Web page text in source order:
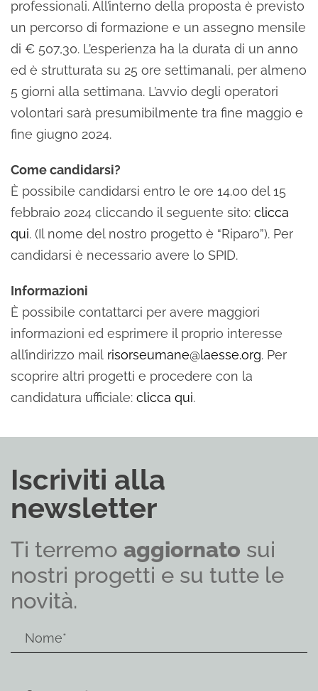
professionali. All’interno della proposta è previsto
un percorso di formazione e un assegno mensile
di € 507,30. L’esperienza ha la durata di un anno
ed è strutturata su 25 ore settimanali, per almeno
5 giorni alla settimana. L’avvio degli operatori
volontari sarà presumibilmente tra fine maggio e
fine giugno 2024.
Come candidarsi?
È possibile candidarsi entro le ore 14.00 del 15
febbraio 2024 cliccando il seguente sito: clicca
qui. (Il nome del nostro progetto è “Riparo”). Per
candidarsi è necessario avere lo SPID.
Informazioni
È possibile contattarci per avere maggiori
informazioni ed esprimere il proprio interesse
all’indirizzo mail risorseumane@laesse.org. Per
scoprire altri progetti e procedere con la
candidatura ufficiale: clicca qui.
Iscriviti alla
newsletter
Ti terremo aggiornato sui
nostri progetti e su tutte le
novità.